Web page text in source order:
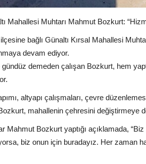
Mahallesi Muhtarı Mahmut Bozkurt:
bağlı Günaltı Kırsal Mahallesi
devam ediyor.
demeden çalışan Bozkurt, hem
altyapı çalışmaları, çevre
mahallenin çehresini değiştirmeye
Mahmut Bozkurt yaptığı açıklamada,
biz onun için buradayız. Her zaman